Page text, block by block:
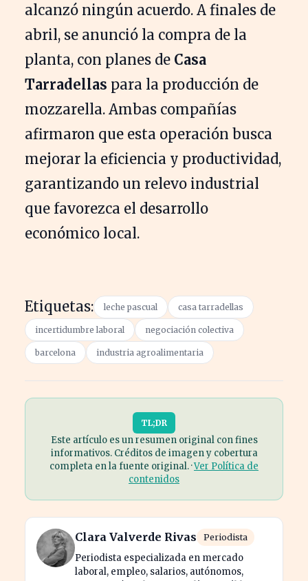
alcanzó ningún acuerdo. A finales de
abril, se anunció la compra de la
planta, con planes de Casa
Tarradellas para la producción de
mozzarella. Ambas compañías
afirmaron que esta operación busca
mejorar la eficiencia y productividad,
garantizando un relevo industrial
que favorezca el desarrollo
económico local.
Etiquetas: leche pascual casa tarradellas
incertidumbre laboral negociación colectiva
barcelona industria agroalimentaria
TL;DR
Este artículo es un resumen original con fines
informativos. Créditos de imagen y cobertura
completa en la fuente original. ·Ver Política de
contenidos
Clara Valverde Rivas Periodista
Periodista especializada en mercado
laboral, empleo, salarios, autónomos,